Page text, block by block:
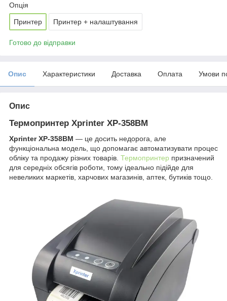
Опція
Принтер Принтер + налаштування
Готово до відправки
Опис Характеристики Доставка Оплата Умови
Опис
Термопринтер Xprinter XP-358BM
Xprinter XP-358BM — це досить недорога, але
функціональна модель, що допомагає автоматизувати процес
обліку та продажу різних товарів. Термопринтер призначений
для середніх обсягів роботи, тому ідеально підійде для
невеликих маркетів, харчових магазинів, аптек, бутиків тощо.